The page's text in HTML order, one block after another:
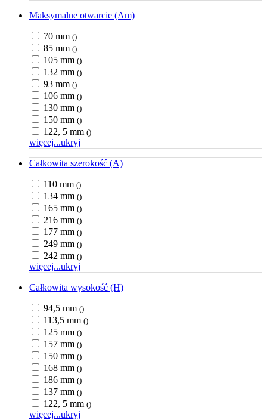
Maksymalne otwarcie (Am)
70 mm ()
85 mm ()
105 mm ()
132 mm ()
93 mm ()
106 mm ()
130 mm ()
150 mm ()
122, 5 mm ()
więcej...ukryj
Całkowita szerokość (A)
110 mm ()
134 mm ()
165 mm ()
216 mm ()
177 mm ()
249 mm ()
242 mm ()
więcej...ukryj
Całkowita wysokość (H)
94,5 mm ()
113,5 mm ()
125 mm ()
157 mm ()
150 mm ()
168 mm ()
186 mm ()
137 mm ()
122, 5 mm ()
więcej...ukryj